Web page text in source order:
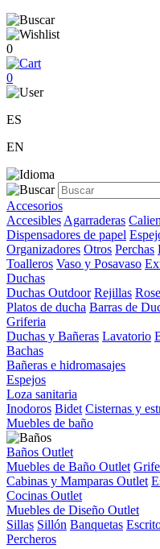
0
0
ES
EN
Accesorios
Accesibles Agarraderas
Dispensadores de papel
Organizadores Otros Perchas
Toalleros Vaso y Posavaso
Duchas
Duchas Outdoor Rejillas
Platos de ducha Barras de
Griferia
Duchas y Bañeras Lavatorio
Bachas
Bañeras e hidromasajes
Espejos
Loza sanitaria
Inodoros Bidet Cisternas y
Muebles de baño
Baños Outlet
Muebles de Baño Outlet
Cabinas y Mamparas Outlet
Cocinas Outlet
Muebles de Diseño Outlet
Sillas Sillón Banquetas
Percheros